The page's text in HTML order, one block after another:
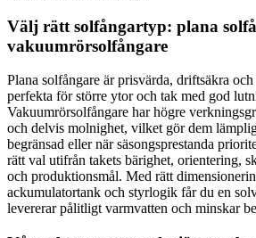
Välj rätt solfångartyp: plana
vakuumrörsolfångare
Plana solfångare är prisvärda, driftsäkra
perfekta för större ytor och tak med god
Vakuumrörsolfångare har högre
och delvis molnighet, vilket gör dem
begränsad eller när säsongsprestanda
rätt val utifrån takets bärighet, orientering,
och produktionsmål. Med rätt
ackumulatortank och styrlogik får du en
levererar pålitligt varmvatten och minskar